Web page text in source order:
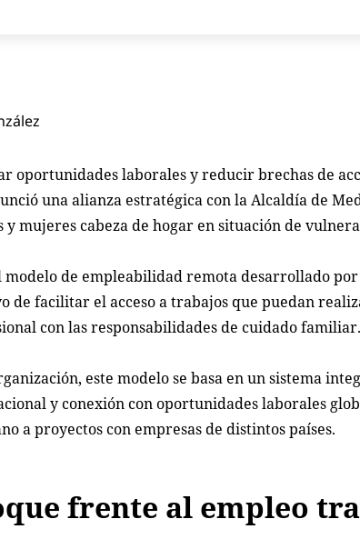
oportunidades laborales y reducir brechas de
una alianza estratégica con la Alcaldía de
mujeres cabeza de hogar en situación de
de empleabilidad remota desarrollado
de facilitar el acceso a trabajos que puedan
con las responsabilidades de cuidado familiar.
este modelo se basa en un sistema
y conexión con oportunidades laborales
a proyectos con empresas de distintos países.
frente al empleo